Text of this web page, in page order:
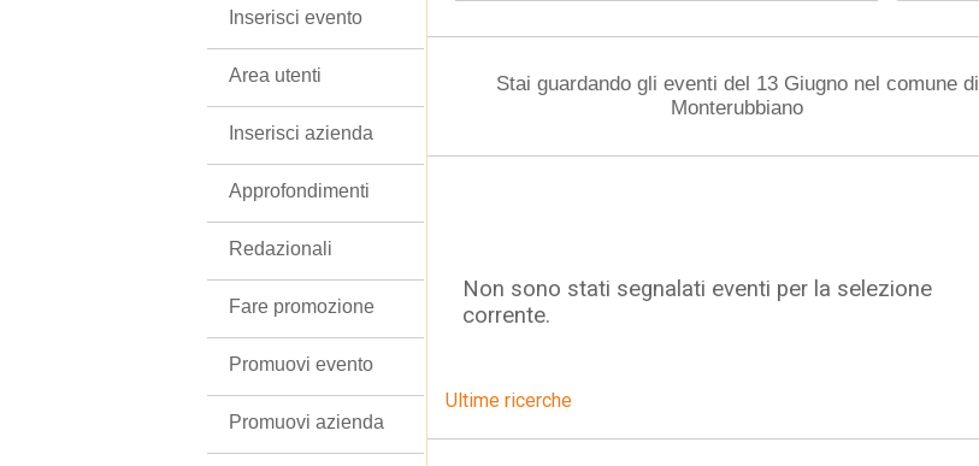
Stai guardando gli eventi del 13 Giugno nel comune di
Monterubbiano
Non sono stati segnalati eventi per la selezione
corrente.
Ultime ricerche
Inserisci evento
Area utenti
Inserisci azienda
Approfondimenti
Redazionali
Fare promozione
Promuovi evento
Promuovi azienda